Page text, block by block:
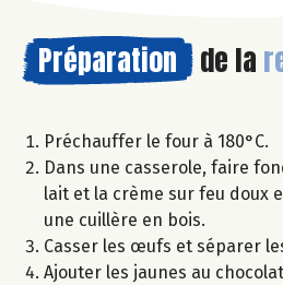
Préparation de la
Préchauffer le four à 180°C.
Dans une casserole, faire
lait et la crème sur feu doux
une cuillère en bois.
Casser les œufs et séparer
Ajouter les jaunes au